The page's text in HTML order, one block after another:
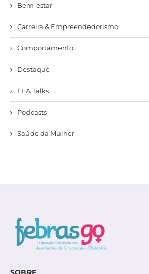
Bem-estar
Carreira & Empreendedorismo
Comportamento
Destaque
ELA Talks
Podcasts
Saúde da Mulher